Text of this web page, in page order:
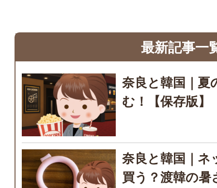
最新記事一
奈良と韓国｜夏
む！【保存版】
奈良と韓国｜ネ
買う？渡韓の暑